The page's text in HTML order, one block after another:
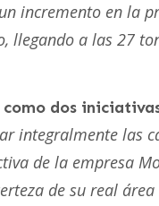
incremento en la
llegando a las 27
dos
integralmente las
de la empresa
de su real